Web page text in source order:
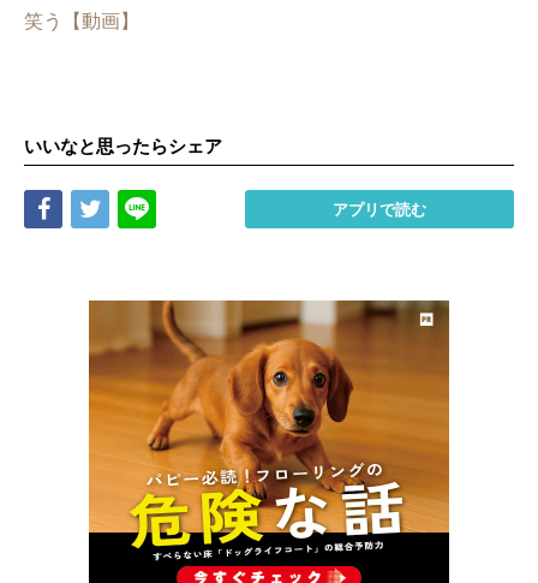
笑う【動画】
いいなと思ったらシェア
Share Tweet アプリで読む